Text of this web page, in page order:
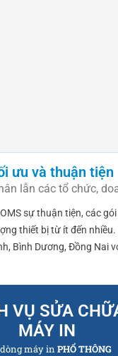
ưu và thuận tiện
lẫn các tổ chức,
sự thuận tiện, các
thiết bị từ ít đến
Bình Dương, Đồng Nai
VỤ SỬA
MÁY IN
máy in PHỔ THÔNG